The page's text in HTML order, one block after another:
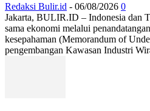
Redaksi Bulir.id - 06/08/2026 0
Jakarta, BULIR.ID – Indonesia dan
sama ekonomi melalui
kesepahaman (Memorandum of
pengembangan Kawasan Industri